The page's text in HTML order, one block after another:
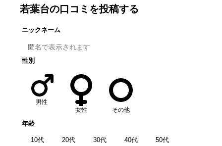
若葉台の口コミを投稿する
ニックネーム
性別
男性
女性
その他
年齢
10代 20代 30代 40代 50代